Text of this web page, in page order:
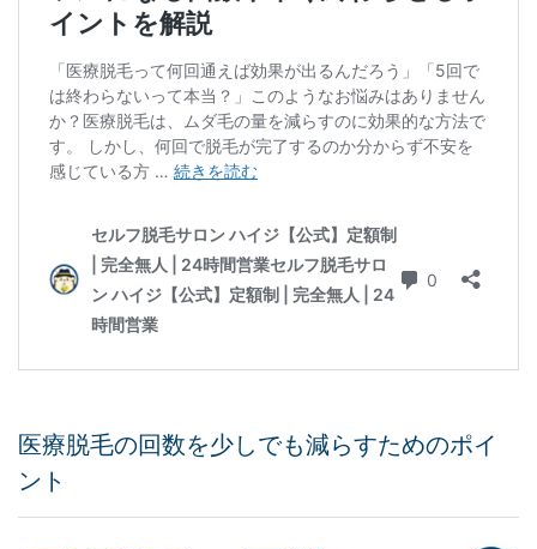
医療脱毛の回数を少しでも減らすためのポイ
ント